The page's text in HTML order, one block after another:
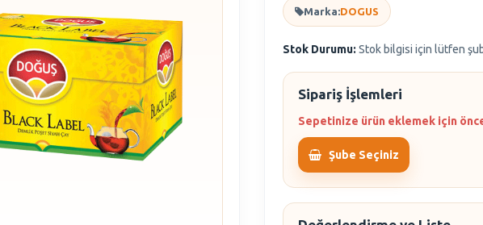
Marka:DOGUS
Stok Durumu: Stok bilgisi için lütfen
Sipariş İşlemleri
Sepetinize ürün eklemek için
Şube Seçiniz